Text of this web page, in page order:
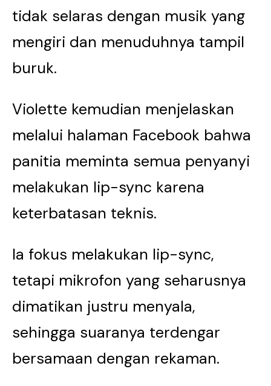
tidak selaras dengan musik yang
mengiri dan menuduhnya tampil
buruk.
Violette kemudian menjelaskan
melalui halaman Facebook bahwa
panitia meminta semua penyanyi
melakukan lip-sync karena
keterbatasan teknis.
Ia fokus melakukan lip-sync,
tetapi mikrofon yang seharusnya
dimatikan justru menyala,
sehingga suaranya terdengar
bersamaan dengan rekaman.